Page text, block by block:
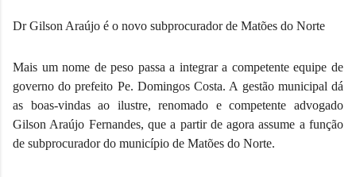
Dr Gilson Araújo é o novo subprocurador de Matões do Norte
Mais um nome de peso passa a integrar a competente equipe de
governo do prefeito Pe. Domingos Costa. A gestão municipal dá
as boas-vindas ao ilustre, renomado e competente advogado
Gilson Araújo Fernandes, que a partir de agora assume a função
de subprocurador do município de Matões do Norte.